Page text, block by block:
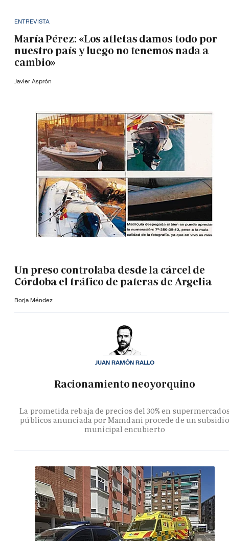
ENTREVISTA
María Pérez: «Los atletas damos todo por
nuestro país y luego no tenemos nada a
cambio»
Javier Asprón
Un preso controlaba desde la cárcel de
Córdoba el tráfico de pateras de Argelia
Borja Méndez
Racionamiento neoyorquino
La prometida rebaja de precios del 30% en
públicos anunciada por Mamdani procede de un subsidio
municipal encubierto
JUAN RAMÓN RALLO